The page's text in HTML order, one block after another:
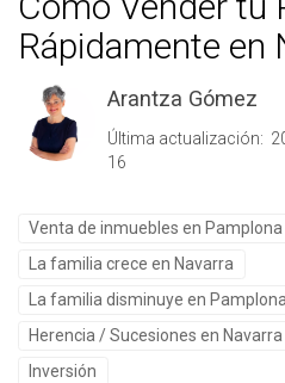
Rápidamente en
Arantza Gómez
Última actualización:
16
Venta de inmuebles en Pamplona
La familia crece en Navarra
La familia disminuye en Pamplona
Herencia / Sucesiones en Navarra
Inversión